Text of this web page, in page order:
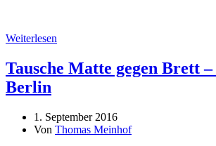
Weiterlesen
Tausche Matte gegen Brett –
Berlin
1. September 2016
Von Thomas Meinhof